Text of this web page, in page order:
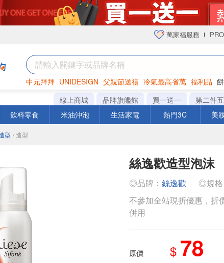
萬家福服務
中元拜拜 UNIDESIGN 父親節送禮 冷氣最高省萬 福利品
海苔 巧克力 衛生紙
線上商城 品牌旗艦館 買一送一 第二件
飲料零食 米油沖泡 生活家電 熱門3C 美
型 / 造型
絲逸歡造型泡沫
◎品牌： 絲逸歡
◎規格
不參加全站現折優惠，折
併用
原價 $ 78